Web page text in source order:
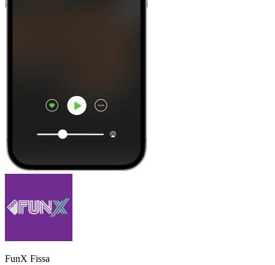
FunX Fissa